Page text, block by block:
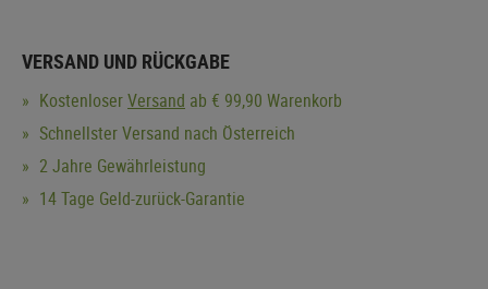
VERSAND UND RÜCKGABE
KostenloserVersand ab € 99,90 Warenkorb
Schnellster Versand nach Österreich
2 Jahre Gewährleistung
14 Tage Geld-zurück-Garantie